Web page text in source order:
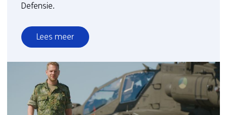
Defensie.
Lees meer
over
Science
technologie
aan
de